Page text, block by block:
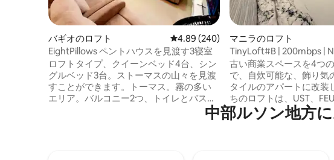
バギオのロフト レビュー240件、5つ星中4.89つ星の平
4.89 (240)
EightPillows ペントハウスを見渡す3寝室
ロフトタイプ、クイーンベッド4台、シン
グルベッド3台。ストーマスの山々を見渡
すことができます。トーマス。霧の多い
エリア。バルコニー2つ、トイレとバスル
マニラのロフト
TinyLoft#B | 200mbps |
FEU、PRCなし
古い商業スペースを4つ
で、自炊可能な、飾り気
タイルのアパートに改装しま
ちのロフトは、UST、
ビューセンターからわず
にあります。 USTのP.ノバルゲートまで徒
中部ルソン地方